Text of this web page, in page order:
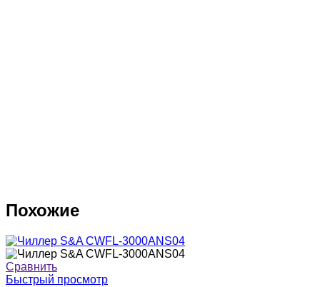
Похожие
Сравнить
Быстрый просмотр